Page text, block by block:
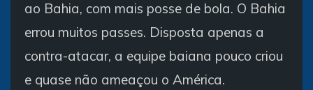
ao Bahia, com mais posse de bola. O Bahia
errou muitos passes. Disposta apenas a
contra-atacar, a equipe baiana pouco criou
e quase não ameaçou o América.